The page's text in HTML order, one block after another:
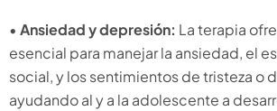
• Ansiedad y depresión: La terapia
esencial para manejar la ansiedad, el
social, y los sentimientos de tristeza o
ayudando al y a la adolescente a